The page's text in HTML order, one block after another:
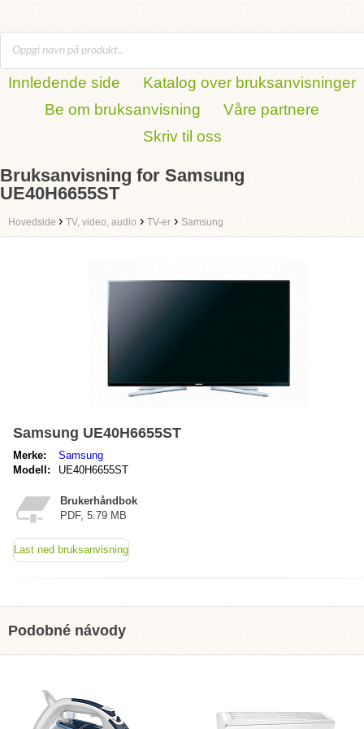
Innledende side
Katalog over bruksanvisninger
Be om bruksanvisning
Våre partnere
Skriv til oss
Bruksanvisning for Samsung
UE40H6655ST
Hovedside › TV, video, audio › TV-er › Samsung
Samsung UE40H6655ST
Merke:
Samsung
Modell:
UE40H6655ST
Brukerhåndbok
PDF, 5.79 MB
Last ned bruksanvisning
Podobné návody